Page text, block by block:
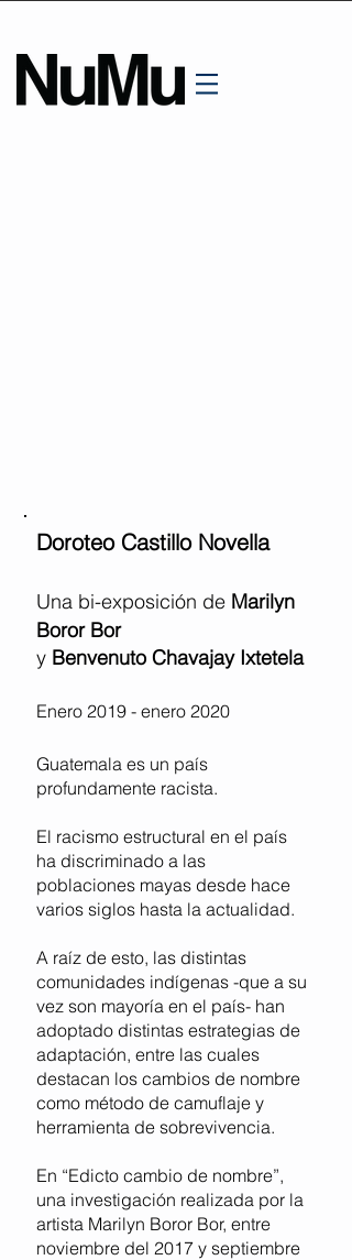
Doroteo Castillo Novella
Una bi-exposición de Marilyn
Boror Bor
y Benvenuto Chavajay Ixtetela
Enero 2019 - enero 2020
Guatemala es un país
profundamente racista.
El racismo estructural en el país
ha discriminado a las
poblaciones mayas desde hace
varios siglos hasta la actualidad.
A raíz de esto, las distintas
comunidades indígenas -que a su
vez son mayoría en el país- han
adoptado distintas estrategias de
adaptación, entre las cuales
destacan los cambios de nombre
como método de camuflaje y
herramienta de sobrevivencia.
En “Edicto cambio de nombre”,
una investigación realizada por la
artista Marilyn Boror Bor, entre
noviembre del 2017 y septiembre